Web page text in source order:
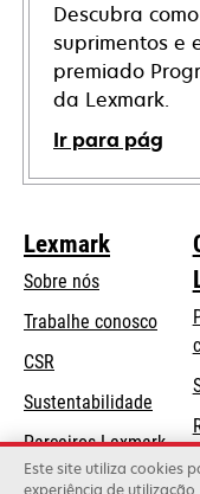
Descubra
suprimentos e
premiado
da Lexmark.
Ir para pág
Lexmark
Sobre nós
Trabalhe conosco
CSR
Sustentabilidade
Parceiros Lexmark
Este site utiliza cookies
experiência de